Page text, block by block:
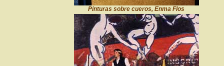
Pinturas sobre cueros, Enma Flos